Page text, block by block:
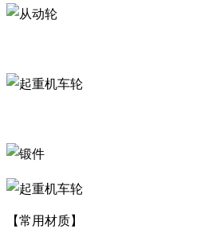
【常用材质】